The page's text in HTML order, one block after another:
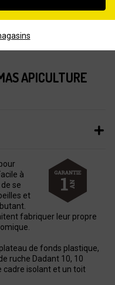
APICULTURE
à
se
et
fabriquer leur propre
de fonds plastique,
ruche Dadant 10, 10
cadre isolant et un toit